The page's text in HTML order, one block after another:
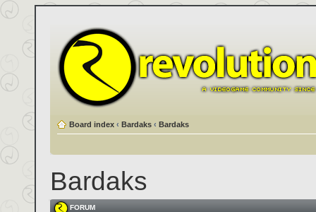
Board index ‹ Bardaks ‹ Bardaks
Bardaks
FORUM